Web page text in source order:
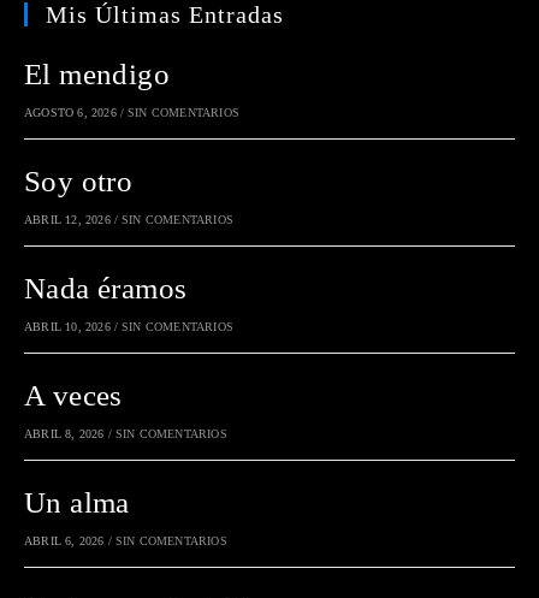
Mis Últimas Entradas
El mendigo
AGOSTO 6, 2026 / SIN COMENTARIOS
Soy otro
ABRIL 12, 2026 / SIN COMENTARIOS
Nada éramos
ABRIL 10, 2026 / SIN COMENTARIOS
A veces
ABRIL 8, 2026 / SIN COMENTARIOS
Un alma
ABRIL 6, 2026 / SIN COMENTARIOS